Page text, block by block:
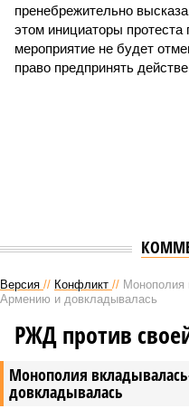
пренебрежительно
этом инициаторы
мероприятие не будет
право предпринять
Версия // Конфликт // Монополия
Армению и довкладывалась
Монополия
довкладывалась
РЖД против